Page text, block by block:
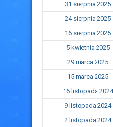
31 sierpnia 2025
24 sierpnia 2025
16 sierpnia 2025
5 kwietnia 2025
29 marca 2025
15 marca 2025
16 listopada 2024
9 listopada 2024
2 listopada 2024